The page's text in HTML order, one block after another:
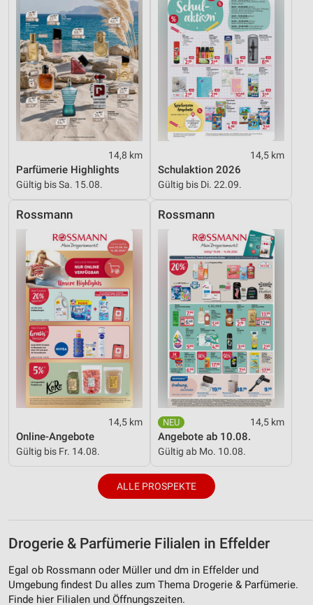
14,8 km
Parfümerie Highlights
Gültig bis Sa. 15.08.
14,5 km
Schulaktion 2026
Gültig bis Di. 22.09.
Rossmann
14,5 km
Online-Angebote
Gültig bis Fr. 14.08.
Rossmann
14,5 km
Angebote ab 10.08.
Gültig ab Mo. 10.08.
ALLE PROSPEKTE
Drogerie & Parfümerie Filialen in Effelder
Egal ob Rossmann oder Müller und dm in Effelder und
Umgebung findest Du alles zum Thema Drogerie & Parfümerie.
Finde hier Filialen und Öffnungszeiten.
Performance
Funktional
Werbung